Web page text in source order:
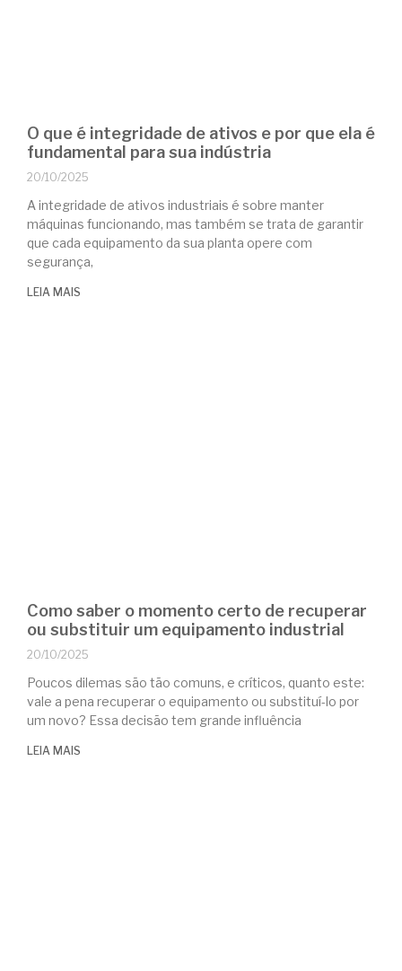
O que é integridade de ativos e por que ela é
fundamental para sua indústria
20/10/2025
A integridade de ativos industriais é sobre manter
máquinas funcionando, mas também se trata de garantir
que cada equipamento da sua planta opere com
segurança,
LEIA MAIS
Como saber o momento certo de recuperar
ou substituir um equipamento industrial
20/10/2025
Poucos dilemas são tão comuns, e críticos, quanto este:
vale a pena recuperar o equipamento ou substituí-lo por
um novo? Essa decisão tem grande influência
LEIA MAIS